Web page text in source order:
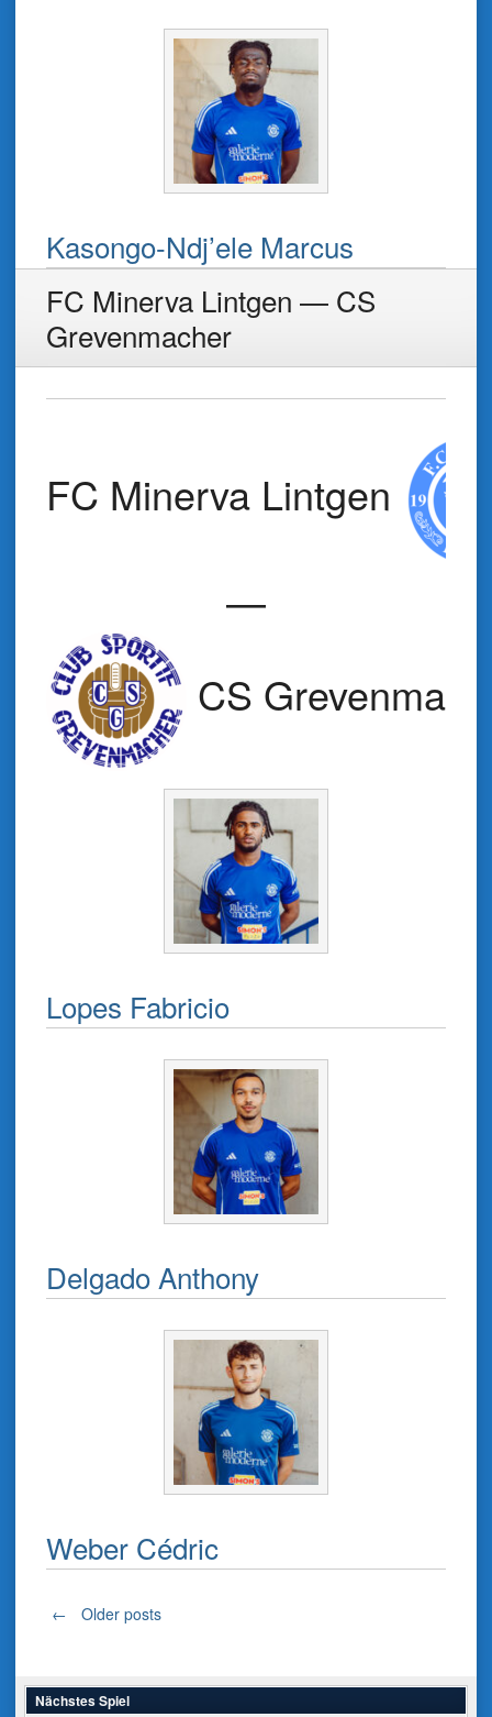
Kasongo-Ndj’ele Marcus
FC Minerva Lintgen — CS
Grevenmacher
FC Minerva Lintgen
—
CS
Lopes Fabricio
Delgado Anthony
Weber Cédric
Posts
navigation
← Older posts
Nächstes Spiel